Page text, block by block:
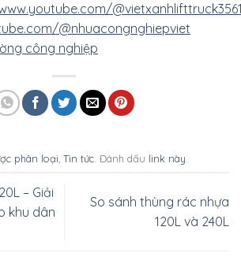
@nhuacongnghiepviet
công nghiệp
phân loại Tin tức . Đánh dấu link này
– Giải
khu dân
So sánh thùng rác nhựa
120L và 240L